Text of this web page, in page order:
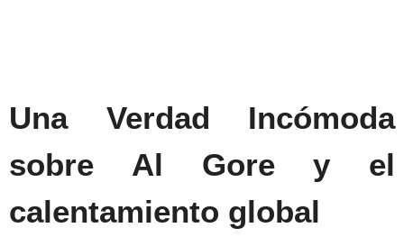
Una Verdad Incómoda
sobre Al Gore y el
calentamiento global